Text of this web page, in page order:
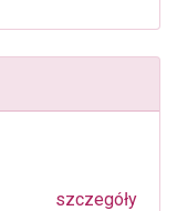
szczegóły